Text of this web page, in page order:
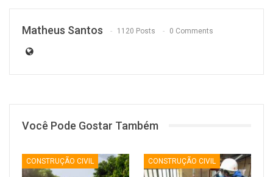
Matheus Santos 1120 Posts 0 Comments
Você Pode Gostar Também
CONSTRUÇÃO CIVIL CONSTRUÇÃO CIVIL